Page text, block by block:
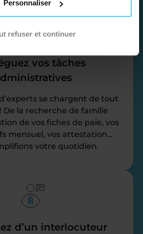
Personnaliser
refuser et continuer
vos tâches
se chargent de tout
De la recherche de famille
de vos fiches de paie, vos
mensuel, vos attestation…
votre quotidien.
d’un interlocuteur